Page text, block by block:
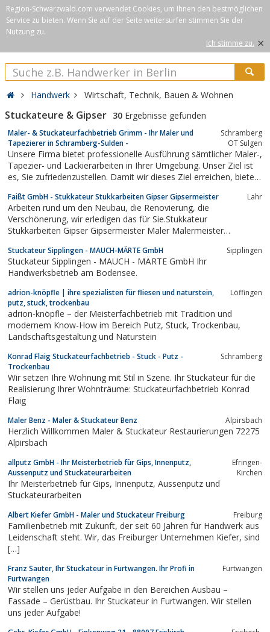
Region-Schwarzwald.com verwendet Cookies, um Ihnen den bestmöglichen
Service zu bieten. Wenn Sie auf der Seite weitersurfen stimmen Sie der
Nutzung zu.
Ich stimme zu. ×
Handwerk Wirtschaft, Technik, Bauen & Wohnen
Stuckateure & Gipser 30 Ergebnisse gefunden
Maler- & Stuckateurfachbetrieb Grimm - Ihr Maler und
Tapezierer in Schramberg-Sulden -
Schramberg
OT Sulgen
Unsere Firma bietet professionelle Ausführung sämtlicher Maler-,
Tapezier- und Lackierarbeiten in Ihrer Umgebung. Unser Ziel ist
es, Sie zufriedenzustellen. Damit wir dieses Ziel erreichen, bieten
Faißt GmbH - Stukkateur Stukkarbeiten Gipser Gipsermeister Lahr
Arbeiten rund um den Neubau, die Renovierung, die
Verschönerung, wir erledigen das für Sie.Stukkateur
Stukkarbeiten Gipser Gipsermeister Maler Malermeister
Stuckateur Sipplingen - MAUCH-MÄRTE GmbH Sipplingen
Stuckateur Sipplingen - MAUCH - MÄRTE GmbH Ihr
Handwerksbetrieb am Bodensee.
adrion-knöpfle | ihre spezialisten für fliesen und naturstein,
putz, stuck, trockenbau
Löffingen
adrion-knöpfle – der Meisterfachbetrieb mit Tradition und
modernem Know-How im Bereich Putz, Stuck, Trockenbau,
Landschaftsgestaltung und Naturstein
Konrad Flaig Stuckateurfachbetrieb - Stuck - Putz -
Trockenbau
Schramberg
Wir setzen Ihre Wohnung mit Stil in Szene. Ihr Stuckateur für die
Realisierung Ihrer Wohnträume: Stuckateurfachbetrieb Konrad
Flaig
Maler Benz - Maler & Stuckateur Benz Alpirsbach
Herzlich Willkommen Maler & Stuckateur Restaurierungen 72275
Alpirsbach
allputz GmbH - Ihr Meisterbetrieb für Gips, Innenputz,
Aussenputz und Stuckateurarbeiten
Efringen-
Kirchen
Ihr Meisterbetrieb für Gips, Innenputz, Aussenputz und
Stuckateurarbeiten
Albert Kiefer GmbH - Maler und Stuckateur Freiburg Freiburg
Familienbetrieb mit Zukunft, der seit 60 Jahren für Handwerk aus
Leidenschaft steht. Wir, das Freiburger Unternehmen Kiefer, sind
[…]
Franz Sauter, Ihr Stuckateur in Furtwangen. Ihr Profi in
Furtwangen
Furtwangen
Wir stellen uns jeder Aufgabe in den Bereichen Ausbau –
Fassade – Gerüstbau. Ihr Stuckateur in Furtwangen. Wir stellen
uns jeder Aufgabe!